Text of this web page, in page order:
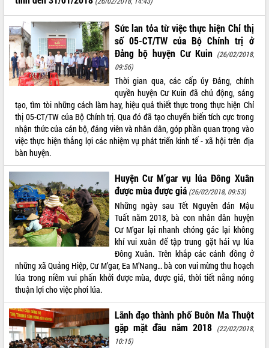
VIDEO
Không có file video nào để phát.
ALBUM ẢNH
LIÊN KẾT WEB
THỐNG KÊ TRUY CẬP
Sức lan tỏa từ việc thực hiện Chỉ thị
số 05-CT/TW của Bộ Chính trị ở
Đảng bộ huyện Cư Kuin (26/02/2018,
09:56)
Thời gian qua, các cấp ủy Đảng, chính
quyền huyện Cư Kuin đã chủ động, sáng
tạo, tìm tòi những cách làm hay, hiệu quả thiết thực trong thực hiện Chỉ
thị 05-CT/TW của Bộ Chính trị. Qua đó đã tạo chuyển biến tích cực trong
nhận thức của cán bộ, đảng viên và nhân dân, góp phần quan trọng vào
việc thực hiện thắng lợi các nhiệm vụ phát triển kinh tế - xã hội trên địa
bàn huyện.
Huyện Cư M’gar vụ lúa Đông Xuân
được mùa được giá (26/02/2018, 09:53)
Những ngày sau Tết Nguyên đán Mậu
Tuất năm 2018, bà con nhân dân huyện
Cư M’gar lại nhanh chóng gác lại không
khí vui xuân để tập trung gặt hái vụ lúa
Đông Xuân. Trên khắp các cánh đồng ở
những xã Quảng Hiệp, Cư M’gar, Ea M’Nang… bà con vui mừng thu hoạch
lúa trong niềm vui phấn khởi được mùa, được giá, thời tiết nắng nóng
thuận lợi cho việc phơi lúa.
Lãnh đạo thành phố Buôn Ma Thuột
gặp mặt đầu năm 2018 (22/02/2018,
10:15)